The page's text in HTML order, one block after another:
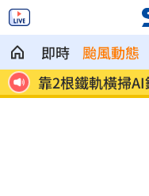
即時 颱風動態
留
靠2根鐵軌橫掃